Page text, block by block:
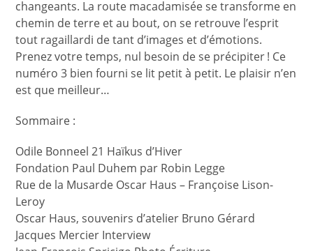
changeants. La route macadamisée se transforme en
chemin de terre et au bout, on se retrouve l’esprit
tout ragaillardi de tant d’images et d’émotions.
Prenez votre temps, nul besoin de se précipiter ! Ce
numéro 3 bien fourni se lit petit à petit. Le plaisir n’en
est que meilleur…
Sommaire :
Odile Bonneel 21 Haïkus d’Hiver
Fondation Paul Duhem par Robin Legge
Rue de la Musarde Oscar Haus – Françoise Lison-
Leroy
Oscar Haus, souvenirs d’atelier Bruno Gérard
Jacques Mercier Interview